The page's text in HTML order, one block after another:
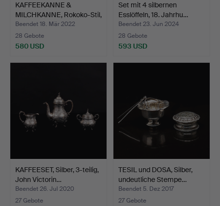
KAFFEEKANNE &
MILCHKANNE, Rokoko-Stil,
Sil…
Beendet 18. Mär 2022
28 Gebote
580 USD
Set mit 4 silbernen
Esslöffeln, 18. Jahrhu…
Beendet 23. Jun 2024
28 Gebote
593 USD
KAFFEESET, Silber, 3-teilig,
John Victorin…
Beendet 26. Jul 2020
27 Gebote
TESIL und DOSA, Silber,
undeutliche Stempe…
Beendet 5. Dez 2017
27 Gebote